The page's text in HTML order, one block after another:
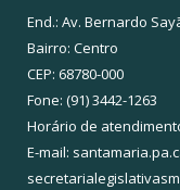
End.: Av. Bernardo
Bairro: Centro
CEP: 68780-000
Fone: (91) 3442-1263
Horário de
E-mail: